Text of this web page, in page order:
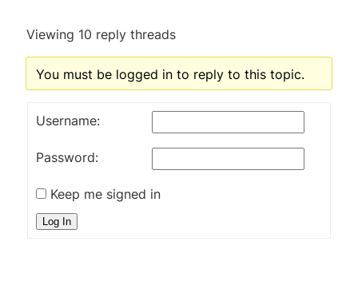
Viewing 10 reply threads
You must be logged in to reply to this topic.
Username:
Password:
Keep me signed in
Log In